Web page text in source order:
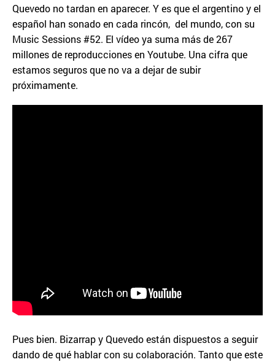
Quevedo no tardan en aparecer. Y es que el argentino y el
español han sonado en cada rincón, del mundo, con su
Music Sessions #52. El vídeo ya suma más de 267
millones de reproducciones en Youtube. Una cifra que
estamos seguros que no va a dejar de subir
próximamente.
Pues bien. Bizarrap y Quevedo están dispuestos a seguir
dando de qué hablar con su colaboración. Tanto que este